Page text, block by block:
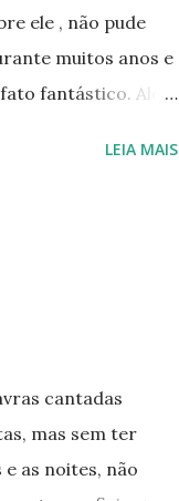
ele , não pude
muitos anos e
fantástico. Além
só vai gostar
uma cena ao
of Sam Lily
LEIA MAIS
cantadas
mas sem ter
as noites, não